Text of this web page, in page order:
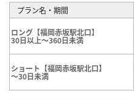
プラン名・期間
ロング【福岡赤坂駅北口】
30日以上～360日未満
ショート【福岡赤坂駅北口】
～30日未満